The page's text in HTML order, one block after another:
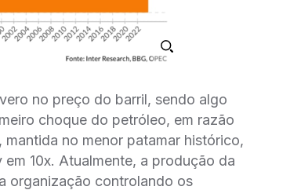
no preço do barril, sendo algo
choque do petróleo, em razão
no menor patamar histórico,
10x. Atualmente, a produção da
organização controlando os